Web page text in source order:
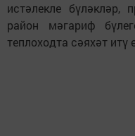
истәлекле бүләкләр,
район мәгариф
теплоходта сәяхәт